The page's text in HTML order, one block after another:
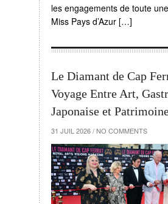
les engagements de toute
Miss Pays d’Azur […]
Le Diamant de Cap
Voyage Entre Art,
Japonaise et
31 JUIL 2026 / NO COMMENTS